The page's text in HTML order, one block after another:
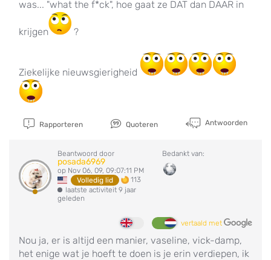
was... "what the f*ck", hoe gaat ze DAT dan DAAR in
krijgen ?
Ziekelijke nieuwsgierigheid
Rapporteren Quoteren Antwoorden
Beantwoord door
posada6969
op Nov 06, 09, 09:07:11 PM
Volledig lid
113
laatste activiteit 9 jaar
geleden
Bedankt van:
vertaald met
Nou ja, er is altijd een manier, vaseline, vick-damp,
het enige wat je hoeft te doen is je erin verdiepen, ik